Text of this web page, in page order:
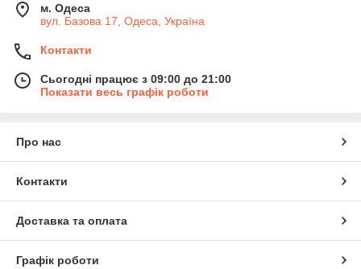
м. Одеса
вул. Базова 17, Одеса, Україна
Контакти
Сьогодні працює з 09:00 до 21:00
Показати весь графік роботи
Про нас
Контакти
Доставка та оплата
Графік роботи